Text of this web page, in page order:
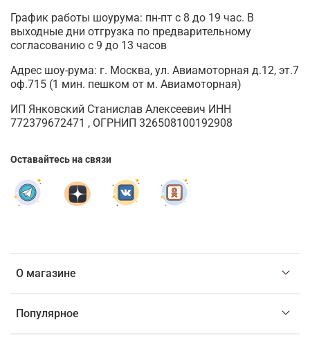
О магазине
Популярное
График работы шоурума: пн-пт с 8 до 19 час. В
выходные дни отгрузка по предварительному
согласованию с 9 до 13 часов
Адрес шоу-рума: г. Москва, ул. Авиамоторная д.12, эт.7
оф.715 (1 мин. пешком от м. Авиамоторная)
ИП Янковский Станислав Алексеевич ИНН
772379672471 , ОГРНИП 326508100192908
Оставайтесь на связи